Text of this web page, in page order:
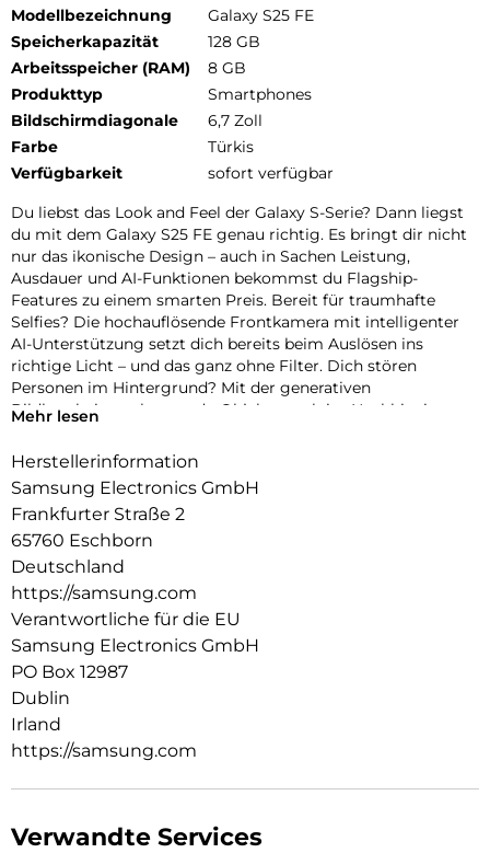
Modellbezeichnung
Galaxy S25 FE
Speicherkapazität
128 GB
Arbeitsspeicher (RAM)
8 GB
Produkttyp
Smartphones
Bildschirmdiagonale
6,7 Zoll
Farbe
Türkis
Verfügbarkeit
sofort verfügbar
Du liebst das Look and Feel der Galaxy S-Serie? Dann liegst
du mit dem Galaxy S25 FE genau richtig. Es bringt dir nicht
nur das ikonische Design – auch in Sachen Leistung,
Ausdauer und AI-Funktionen bekommst du Flagship-
Features zu einem smarten Preis. Bereit für traumhafte
Selfies? Die hochauflösende Frontkamera mit intelligenter
AI-Unterstützung setzt dich bereits beim Auslösen ins
richtige Licht – und das ganz ohne Filter. Dich stören
Personen im Hintergrund? Mit der generativen
Bildbearbeitung kannst du Objekte auch im Nachhinein
Schon sieht dein Foto so aus, wie du es dir vorgestellt hast –
nicht ins Stocken gerät, performt im Inneren des Galaxy S25
FE ein Prozessor auf Flagship-Niveau. So läuft nicht nur
deine Bild- und Videobearbeitung flüssig – mit Hilfe von
Galaxy AI-Funktionen und Google Gemini sicherst du dir
auch volle AI-Power für deine täglichen Aufgaben. Selbst
über die Batterielaufzeit deines Galaxy S25 FE musst du dir
so gut wie keine Gedanken machen. Der ausdauernde Akku
ermöglicht dir, dass du jeden Moment mit deinem
Smartphone genießen kannst.
Mehr lesen
Herstellerinformation
Samsung Electronics GmbH
Frankfurter Straße 2
65760 Eschborn
Deutschland
https://samsung.com
Verantwortliche für die EU
Samsung Electronics GmbH
PO Box 12987
Dublin
Irland
https://samsung.com
Verwandte Services